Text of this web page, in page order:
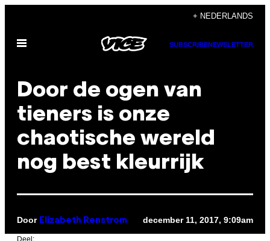
de
+ NEDERLANDS
Open
SUBSCRIBENEWSLETTER
Door de ogen van
tieners is onze
chaotische wereld
nog best kleurrijk
Door Elizabeth Renstrom december 11, 2017, 9:09am
Deel: